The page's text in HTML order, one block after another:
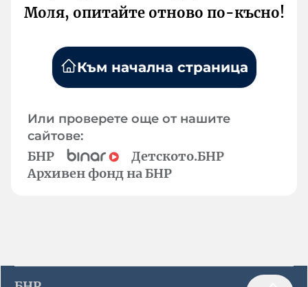
Моля, опитайте отново по-късно!
Към начална страница
Или проверете още от нашите
сайтове:
БНР
Детското.БНР
Архивен фонд на БНР